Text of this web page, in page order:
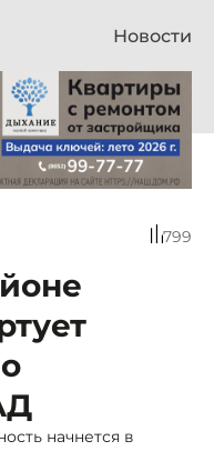
Новости
799
начнется в